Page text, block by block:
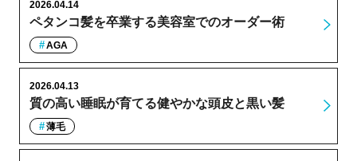
ペタンコ髪を卒業する美容室でのオーダー術
2026.04.14
AGA
質の高い睡眠が育てる健やかな頭皮と黒い髪
2026.04.13
薄毛